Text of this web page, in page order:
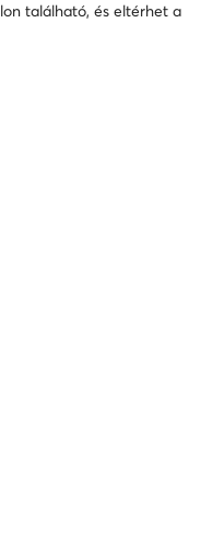
található, és eltérhet a